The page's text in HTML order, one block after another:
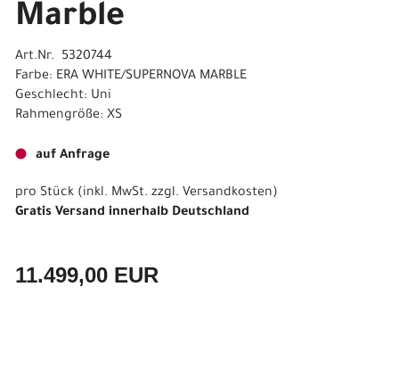
Marble
Art.Nr. 5320744
Farbe: ERA WHITE/SUPERNOVA MARBLE
Geschlecht: Uni
Rahmengröße: XS
auf Anfrage
pro Stück (inkl. MwSt. zzgl. Versandkosten)
Gratis Versand innerhalb Deutschland
11.499,00 EUR